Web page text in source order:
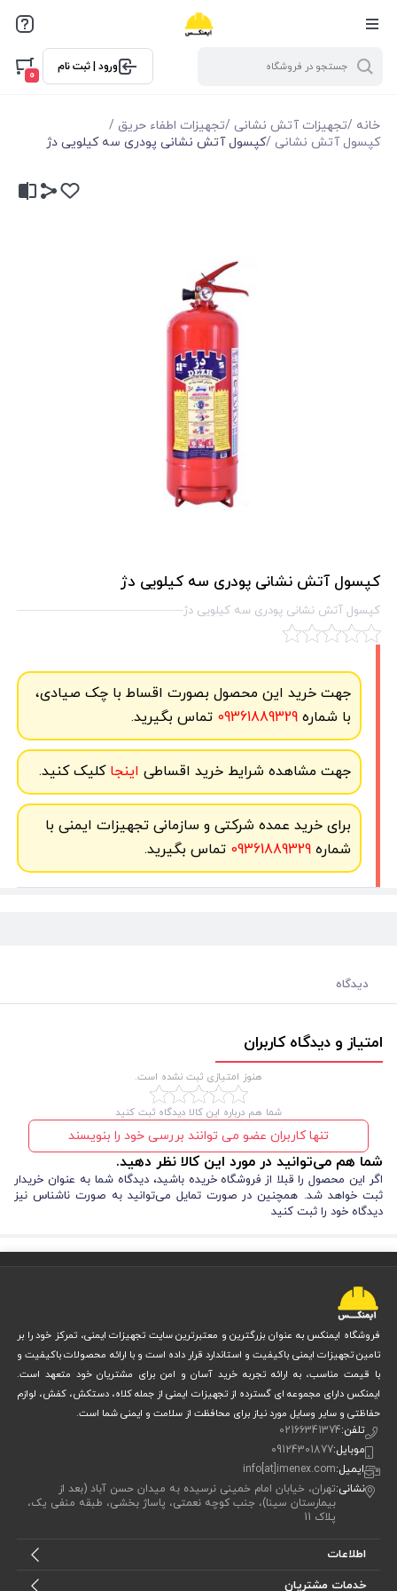
ورود | ثبت نام
0
خانه /تجهیزات آتش نشانی /تجهیزات اطفاء حریق /
کپسول آتش نشانی /کپسول آتش نشانی پودری سه کیلویی دژ
کپسول آتش نشانی پودری سه کیلویی دژ
کپسول آتش نشانی پودری سه کیلویی دژ
جهت خرید این محصول بصورت اقساط با چک صیادی،
با شماره09361889329 تماس بگیرید.
جهت مشاهده شرایط خرید اقساطی اینجاکلیک کنید.
برای خرید عمده شرکتی و سازمانی تجهیزات ایمنی با
شماره09361889329 تماس بگیرید.
دیدگاه
امتیاز و دیدگاه کاربران
هنوز امتیازی ثبت نشده است.
شما هم درباره این کالا دیدگاه ثبت کنید
تنها کاربران عضو می توانند بررسی خود را بنویسند
شما هم می‌توانید در مورد این کالا نظر دهید.
اگر این محصول را قبلا از فروشگاه خریده باشید، دیدگاه شما به عنوان خریدار
ثبت خواهد شد. همچنین در صورت تمایل می‌توانید به صورت ناشناس نیز
دیدگاه خود را ثبت کنید
فروشگاه ایمنکس به عنوان بزرگترین و معتبرترین سایت تجهیزات ایمنی، تمرکز خود را بر
تامین تجهیزات ایمنی باکیفیت و استاندارد قرار داده است و با ارائه محصولات باکیفیت و
با قیمت مناسب، به ارائه تجربه خرید آسان و امن برای مشتریان خود متعهد است.
ایمنکس دارای مجموعه ای گسترده از تجهیزات ایمنی از جمله کلاه، دستکش، کفش، لوازم
حفاظتی و سایر وسایل مورد نیاز برای محافظت از سلامت و ایمنی شما است.
تلفن:02166341374
موبایل:09124301877
ایمیل:info[at]imenex.com
نشانی:تهران، خیابان امام خمینی نرسیده به میدان حسن آباد (بعد از
بیمارستان سینا)، جنب کوچه نعمتی، پاساژ بخشی، طبقه منفی یک،
پلاک 11
اطلاعات
خدمات مشتریان